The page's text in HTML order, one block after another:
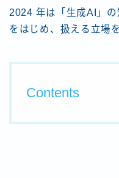
2024 年は「生成AI」
をはじめ、扱える立場
Contents